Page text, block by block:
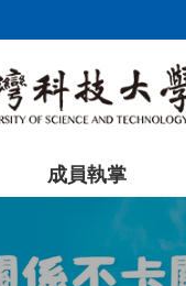
成員執掌